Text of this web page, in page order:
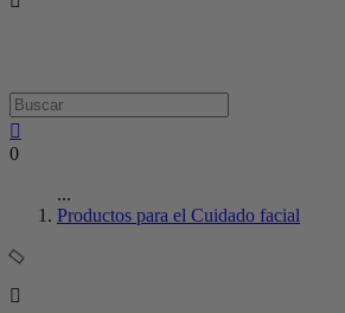
0
...
Productos para el Cuidado facial